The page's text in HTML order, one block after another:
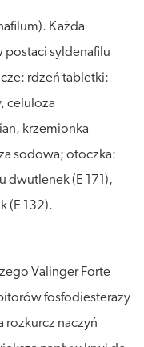
Każda
postaci syldenafilu
rdzeń tabletki:
celuloza
krzemionka
sodowa; otoczka:
dwutlenek (E 171),
(E 132).
Valinger Forte
fosfodiesterazy
rozkurcz naczyń